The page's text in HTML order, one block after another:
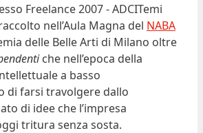
Temi
nell’Aula Magna del NABA
delle Belle Arti di Milano oltre
che nell’epoca della
a basso
di farsi travolgere dallo
di idee che l’impresa
tritura senza sosta.